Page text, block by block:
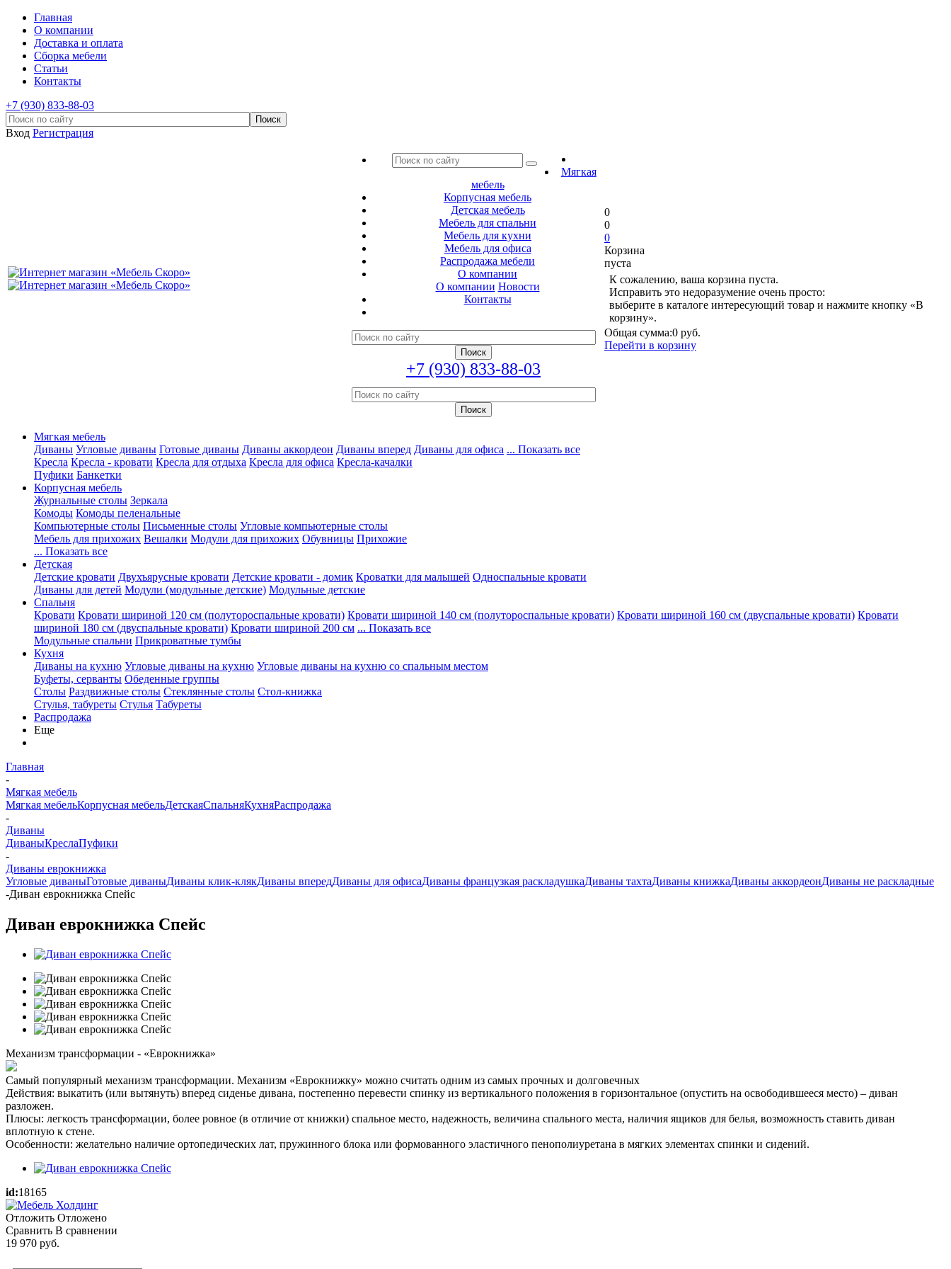
Главная
О компании
Доставка и оплата
Сборка мебели
Статьи
Контакты
+7 (930) 833-88-03
Вход Регистрация
Мягкая
мебель
Корпусная мебель
Детская мебель
Мебель для спальни
Мебель для кухни
Мебель для офиса
Распродажа мебели
О компании
О компании Новости
Контакты
+7 (930) 833-88-03
0
0
0
Корзина
пуста
К сожалению, ваша корзина пуста.
Исправить это недоразумение очень просто:
выберите в каталоге интересующий товар и нажмите кнопку «В
корзину».
Общая сумма:0 руб.
Перейти в корзину
Мягкая мебель
Диваны Угловые диваны Готовые диваны Диваны аккордеон Диваны вперед Диваны для офиса ... Показать все
Кресла Кресла - кровати Кресла для отдыха Кресла для офиса Кресла-качалки
Пуфики Банкетки
Корпусная мебель
Журнальные столы Зеркала
Комоды Комоды пеленальные
Компьютерные столы Письменные столы Угловые компьютерные столы
Мебель для прихожих Вешалки Модули для прихожих Обувницы Прихожие
... Показать все
Детская
Детские кровати Двухъярусные кровати Детские кровати - домик Кроватки для малышей Односпальные кровати
Диваны для детей Модули (модульные детские) Модульные детские
Спальня
Кровати Кровати шириной 120 см (полутороспальные кровати) Кровати шириной 140 см (полутороспальные кровати) Кровати шириной 160 см (двуспальные кровати) Кровати
шириной 180 см (двуспальные кровати) Кровати шириной 200 см ... Показать все
Модульные спальни Прикроватные тумбы
Кухня
Диваны на кухню Угловые диваны на кухню Угловые диваны на кухню со спальным местом
Буфеты, серванты Обеденные группы
Столы Раздвижные столы Стеклянные столы Стол-книжка
Стулья, табуреты Стулья Табуреты
Распродажа
Еще
Главная
-
Мягкая мебель
Мягкая мебельКорпусная мебельДетскаяСпальняКухняРаспродажа
-
Диваны
ДиваныКреслаПуфики
-
Диваны еврокнижка
Угловые диваныГотовые диваныДиваны клик-клякДиваны впередДиваны для офисаДиваны французкая раскладушкаДиваны тахтаДиваны книжкаДиваны аккордеонДиваны не раскладные
-Диван еврокнижка Спейс
Диван еврокнижка Спейс
Механизм трансформации - «Еврокнижка»
Самый популярный механизм трансформации. Механизм «Еврокнижку» можно считать одним из самых прочных и долговечных
Действия: выкатить (или вытянуть) вперед сиденье дивана, постепенно перевести спинку из вертикального положения в горизонтальное (опустить на освободившееся место) – диван
разложен.
Плюсы: легкость трансформации, более ровное (в отличие от книжки) спальное место, надежность, величина спального места, наличия ящиков для белья, возможность ставить диван
вплотную к стене.
Особенности: желательно наличие ортопедических лат, пружинного блока или формованного эластичного пенополиуретана в мягких элементах спинки и сидений.
id:18165
Отложить Отложено
Сравнить В сравнении
19 970 руб.